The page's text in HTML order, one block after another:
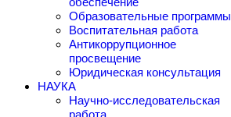
Образовательные программы
Воспитательная работа
Антикоррупционное
просвещение
Юридическая консультация
НАУКА
Научно-исследовательская
работа